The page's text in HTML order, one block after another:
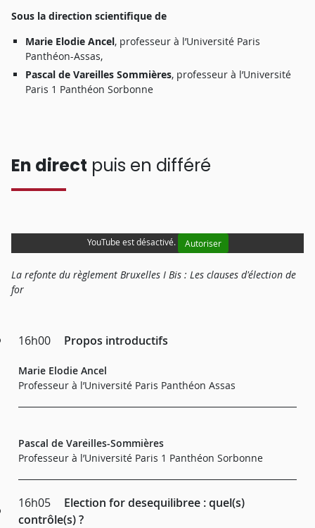
Sous la direction scientifique de
Marie Elodie Ancel, professeur à l’Université Paris
Panthéon-Assas,
Pascal de Vareilles Sommières, professeur à l’Université
Paris 1 Panthéon Sorbonne
En direct puis en différé
YouTube est désactivé. Autoriser
La refonte du règlement Bruxelles I Bis : Les clauses d'élection de
for
16h00 Propos introductifs
Marie Elodie Ancel
Professeur à l’Université Paris Panthéon Assas
Pascal de Vareilles-Sommières
Professeur à l’Université Paris 1 Panthéon Sorbonne
16h05
Election for desequilibree : quel(s)
contrôle(s) ?